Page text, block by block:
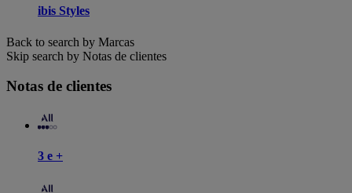
ibis Styles
Back to search by Marcas
Skip search by Notas de clientes
Notas de clientes
3 e +